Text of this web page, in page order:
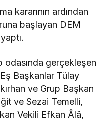
kararının ardından
başlayan DEM
odasında gerçekleşen
Başkanlar Tülay
ve Grup Başkan
ve Sezai Temelli,
Vekili Efkan Âlâ,